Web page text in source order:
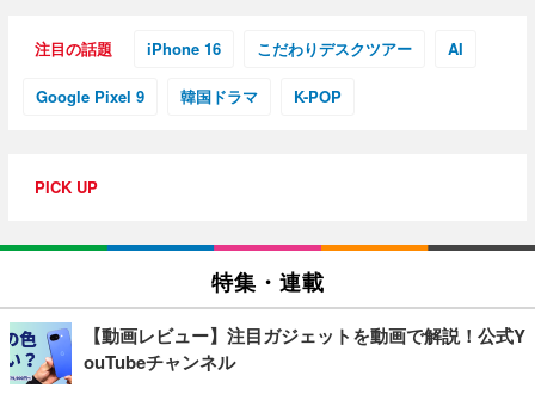
注目の話題 iPhone 16 こだわりデスクツアー AI
Google Pixel 9 韓国ドラマ K-POP
PICK UP
特集・連載
【動画レビュー】注目ガジェットを動画で解説！公式Y
ouTubeチャンネル